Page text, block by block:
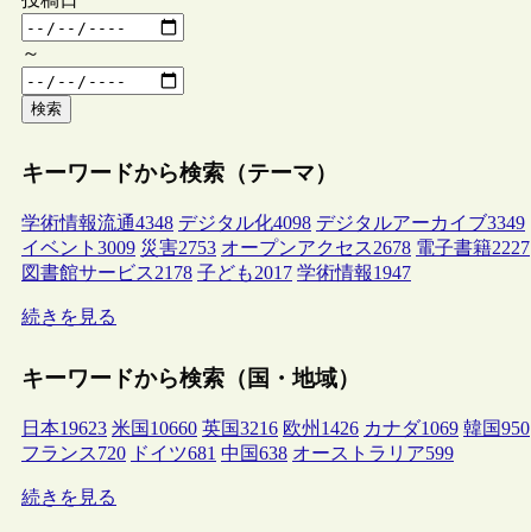
～
検索
キーワードから検索（テーマ）
学術情報流通4348 デジタル化4098 デジタルアーカイブ3349
イベント 3009 災害2753 オープンアクセス2678 電子書籍2227
図書館サービス2178 子ども2017 学術情報1947
続きを見る
キーワードから検索（国・地域）
日本19623 米国 10660 英国3216 欧州 1426 カナダ1069 韓国950
フランス720 ドイツ681 中国638 オーストラリア599
続きを見る